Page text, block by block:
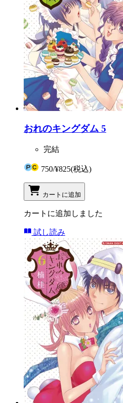
おれのキングダム 5
完結
750/¥825(税込)
カートに追加
カートに追加しました
試し読み